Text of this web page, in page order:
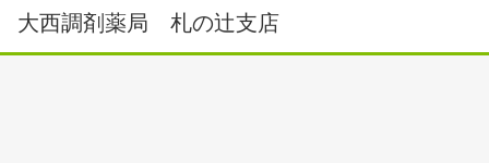
大西調剤薬局 札の辻支店